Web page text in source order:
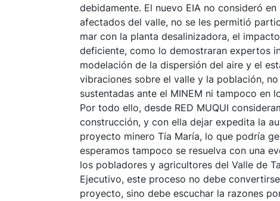
debidamente. El nuevo EIA no consideró
afectados del valle, no se les permitió
mar con la planta desalinizadora, el
deficiente, como lo demostraran expertos
modelación de la dispersión del aire y el
vibraciones sobre el valle y la población,
sustentadas ante el MINEM ni tampoco en
Por todo ello, desde RED MUQUI
construcción, y con ella dejar expedita la
proyecto minero Tía María, lo que podría
esperamos tampoco se resuelva con una
los pobladores y agricultores del Valle de
Ejecutivo, este proceso no debe
proyecto, sino debe escuchar la razones